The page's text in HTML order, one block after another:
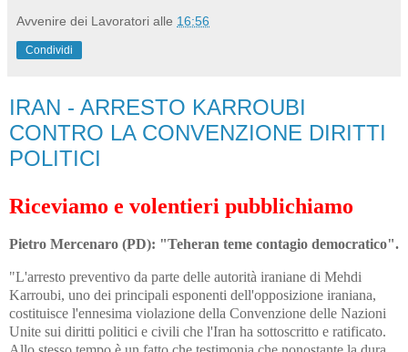
Avvenire dei Lavoratori alle 16:56
Condividi
IRAN - ARRESTO KARROUBI
CONTRO LA CONVENZIONE DIRITTI
POLITICI
Riceviamo e volentieri pubblichiamo
Pietro Mercenaro (PD): "Teheran teme contagio democratico".
"L'arresto preventivo da parte delle autorità iraniane di Mehdi
Karroubi, uno dei principali esponenti dell'opposizione iraniana,
costituisce l'ennesima violazione della Convenzione delle Nazioni
Unite sui diritti politici e civili che l'Iran ha sottoscritto e ratificato.